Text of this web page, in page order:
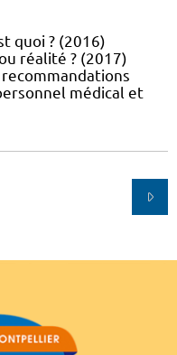
quoi ? (2016)
réalité ? (2017)
médical et